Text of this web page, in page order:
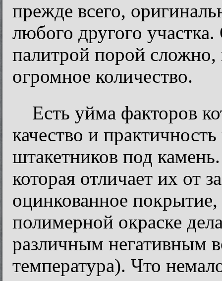
прежде всего,
любого другого
палитрой порой сложно,
огромное количество.
Есть уйма факторов
качество и
штакетников под
которая отличает их от
оцинкованное
полимерной окраске
различным негативным
температура). Что